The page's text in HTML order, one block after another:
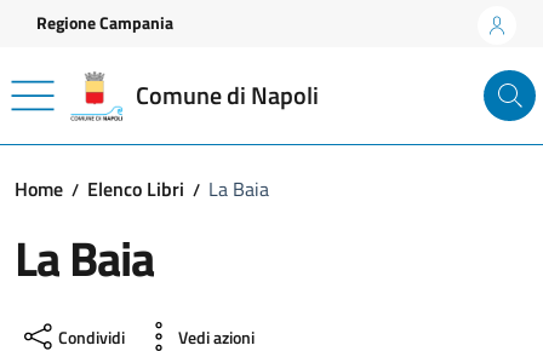
Vai ai contenuti
Vai al footer
Regione Campania
Comune di Napoli
Home Elenco Libri La Baia
La Baia
Condividi Vedi azioni